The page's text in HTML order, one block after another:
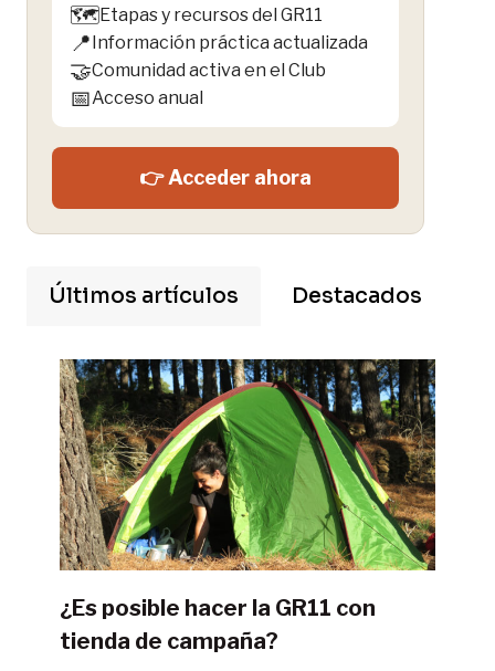
🗺️Etapas y recursos del GR11
📍Información práctica actualizada
🤝Comunidad activa en el Club
📅Acceso anual
👉 Acceder ahora
Últimos artículos Destacados
¿Es posible hacer la GR11 con
tienda de campaña?